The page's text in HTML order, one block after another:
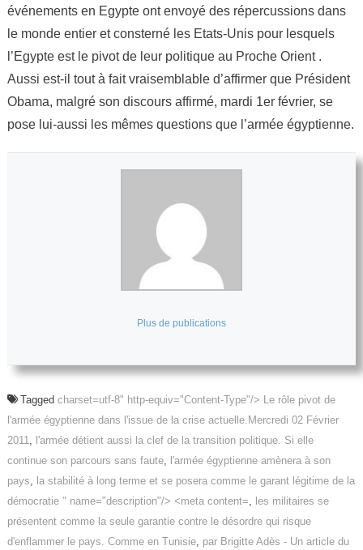
événements en Egypte ont envoyé des répercussions dans
le monde entier et consterné les Etats-Unis pour lesquels
l’Egypte est le pivot de leur politique au Proche Orient .
Aussi est-il tout à fait vraisemblable d’affirmer que Président
Obama, malgré son discours affirmé, mardi 1er février, se
pose lui-aussi les mêmes questions que l’armée égyptienne.
Plus de publications
Tagged charset=utf-8" http-equiv="Content-Type"/> Le rôle pivot de
l'armée égyptienne dans l'issue de la crise actuelle.Mercredi 02 Février
2011, l'armée détient aussi la clef de la transition politique. Si elle
continue son parcours sans faute, l'armée égyptienne amènera à son
pays, la stabilité à long terme et se posera comme le garant légitime de la
démocratie " name="description"/> <meta content=, les militaires se
présentent comme la seule garantie contre le désordre qui risque
d'enflammer le pays. Comme en Tunisie, par Brigitte Adès - Un article du